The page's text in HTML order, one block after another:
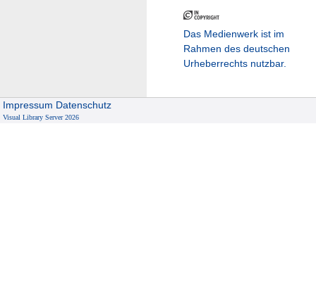
Das Medienwerk ist im
Rahmen des deutschen
Urheberrechts nutzbar.
Impressum Datenschutz
Visual Library Server 2026